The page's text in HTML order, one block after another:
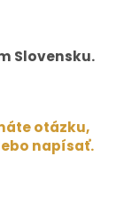
Slovensku.
otázku,
napísať.